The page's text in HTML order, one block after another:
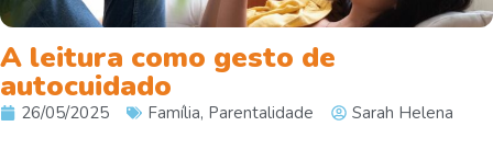
A leitura como gesto de
autocuidado
26/05/2025 Família, Parentalidade Sarah Helena